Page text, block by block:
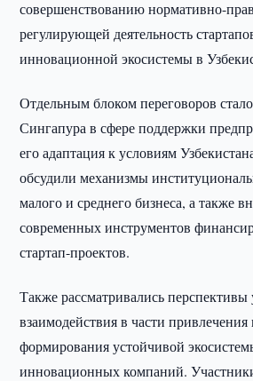
совершенствованию нормативно-
регулирующей деятельность
инновационной экосистемы в
Отдельным блоком переговоров
Сингапура в сфере поддержки
его адаптация к условиям
обсудили механизмы
малого и среднего бизнеса, а также
современных инструментов
стартап-проектов.
Также рассматривались перспективы
взаимодействия в части
формирования устойчивой
инновационных компаний.